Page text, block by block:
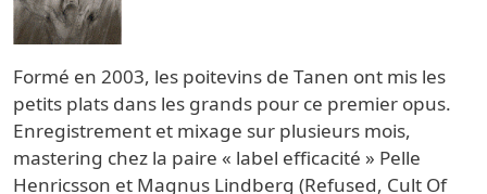
Formé en 2003, les poitevins de Tanen ont mis les
petits plats dans les grands pour ce premier opus.
Enregistrement et mixage sur plusieurs mois,
mastering chez la paire « label efficacité » Pelle
Henricsson et Magnus Lindberg (Refused, Cult Of